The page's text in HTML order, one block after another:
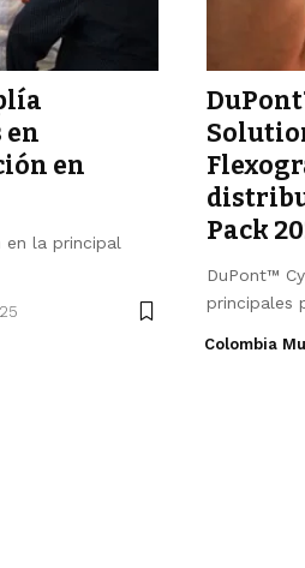
en
en
en la principal
Pack
DuPont™
principales
Colombia